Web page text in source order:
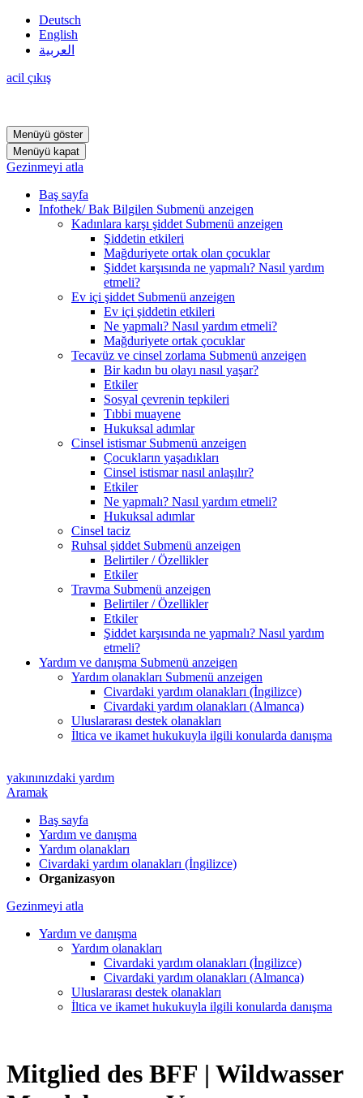
Deutsch
English
العربية
acil çıkış
Menüyü göster
Menüyü kapat
Gezinmeyi atla
Baş sayfa
Infothek/ Bak Bilgilen Submenü anzeigen
Kadınlara karşı şiddet Submenü anzeigen
Şiddetin etkileri
Mağduriyete ortak olan çocuklar
Şiddet karşısında ne yapmalı? Nasıl yardım
etmeli?
Ev içi şiddet Submenü anzeigen
Ev içi şiddetin etkileri
Ne yapmalı? Nasıl yardım etmeli?
Mağduriyete ortak çocuklar
Tecavüz ve cinsel zorlama Submenü anzeigen
Bir kadın bu olayı nasıl yaşar?
Etkiler
Sosyal çevrenin tepkileri
Tıbbi muayene
Hukuksal adımlar
Cinsel istismar Submenü anzeigen
Çocukların yaşadıkları
Cinsel istismar nasıl anlaşılır?
Etkiler
Ne yapmalı? Nasıl yardım etmeli?
Hukuksal adımlar
Cinsel taciz
Ruhsal şiddet Submenü anzeigen
Belirtiler / Özellikler
Etkiler
Travma Submenü anzeigen
Belirtiler / Özellikler
Etkiler
Şiddet karşısında ne yapmalı? Nasıl yardım
etmeli?
Yardım ve danışma Submenü anzeigen
Yardım olanakları Submenü anzeigen
Civardaki yardım olanakları (İngilizce)
Civardaki yardım olanakları (Almanca)
Uluslararası destek olanakları
İltica ve ikamet hukukuyla ilgili konularda danışma
yakınınızdaki yardım
Aramak
Baş sayfa
Yardım ve danışma
Yardım olanakları
Civardaki yardım olanakları (İngilizce)
Organizasyon
Gezinmeyi atla
Yardım ve danışma
Yardım olanakları
Civardaki yardım olanakları (İngilizce)
Civardaki yardım olanakları (Almanca)
Uluslararası destek olanakları
İltica ve ikamet hukukuyla ilgili konularda danışma
Mitglied des BFF | Wildwasser